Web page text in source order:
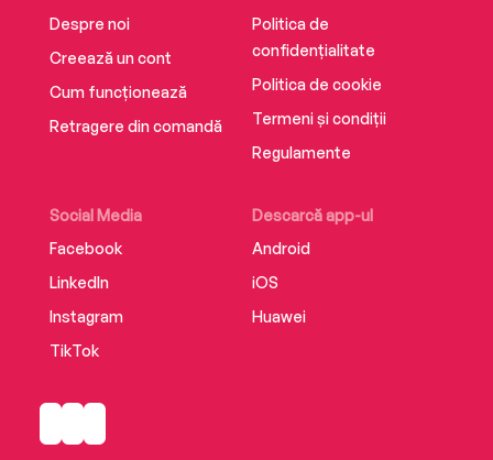
Despre noi
Creează un cont
Cum funcționează
Retragere din comandă
Social Media
Facebook
LinkedIn
Instagram
TikTok
Descarcă app-ul
Android
iOS
Huawei
Politica de
confidențialitate
Politica de cookie
Termeni și condiții
Regulamente